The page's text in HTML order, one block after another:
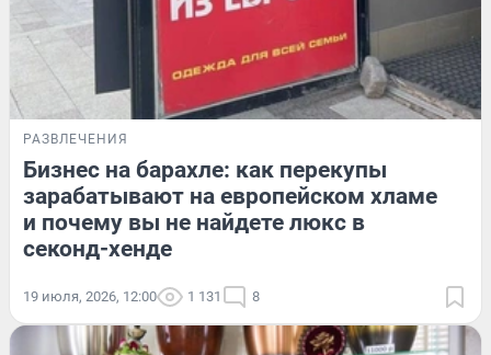
РАЗВЛЕЧЕНИЯ
Бизнес на барахле: как перекупы
зарабатывают на европейском хламе
и почему вы не найдете люкс в
секонд-хенде
19 июля, 2026, 12:00 1 131 8